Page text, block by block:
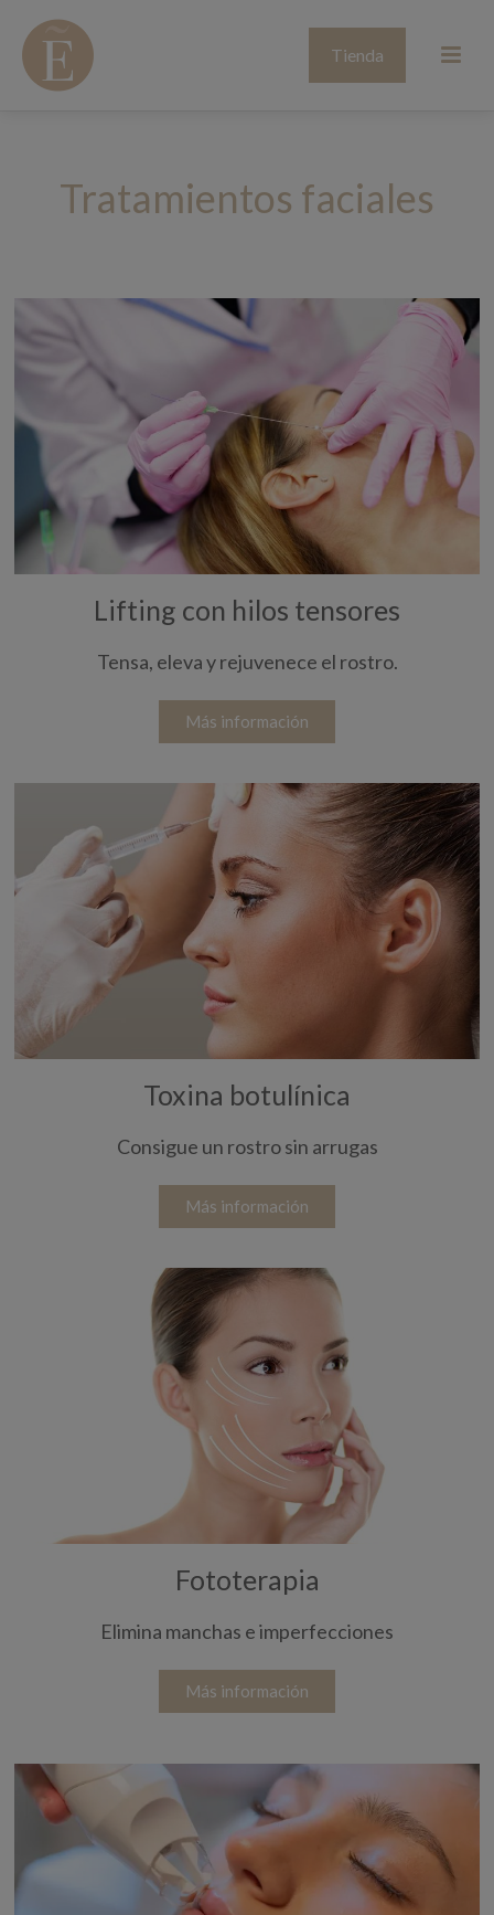
Tienda
Tratamientos faciales
Lifting con hilos tensores
Tensa, eleva y rejuvenece el rostro.
Más información
Toxina botulínica
Consigue un rostro sin arrugas
Más información
Fototerapia
Elimina manchas e imperfecciones
Más información